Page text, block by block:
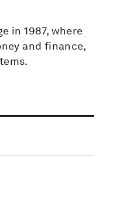
in 1987, where
and finance,